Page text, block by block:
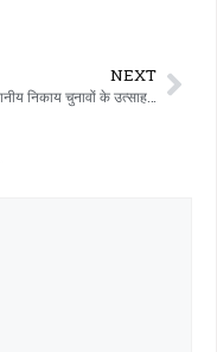
NEXT
मोरबी स्थानीय निकाय चुनावों के उत्साह के बीच, आम आदमी पार्टी के योद्धा तैयार हैं।